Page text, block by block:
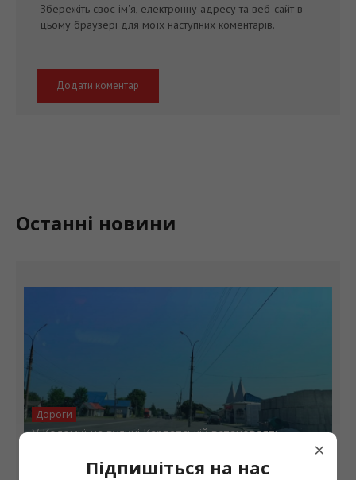
Збережіть своє ім'я, електронну адресу та веб-сайт в
цьому браузері для моїх наступних коментарів.
Останні новини
Дороги
У Коломиї на вулиці Карпатській встановлять
×
Підпишіться на нас